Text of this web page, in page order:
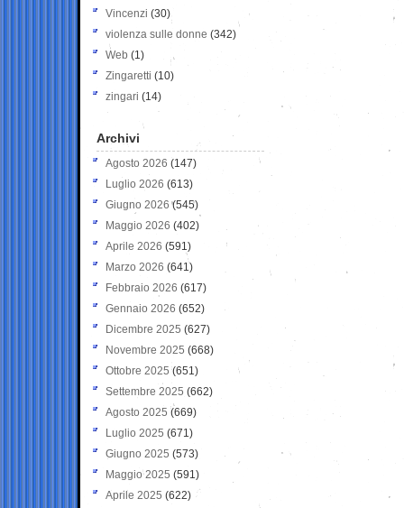
Vincenzi (30)
violenza sulle donne (342)
Web (1)
Zingaretti (10)
zingari (14)
Archivi
Agosto 2026 (147)
Luglio 2026 (613)
Giugno 2026 (545)
Maggio 2026 (402)
Aprile 2026 (591)
Marzo 2026 (641)
Febbraio 2026 (617)
Gennaio 2026 (652)
Dicembre 2025 (627)
Novembre 2025 (668)
Ottobre 2025 (651)
Settembre 2025 (662)
Agosto 2025 (669)
Luglio 2025 (671)
Giugno 2025 (573)
Maggio 2025 (591)
Aprile 2025 (622)